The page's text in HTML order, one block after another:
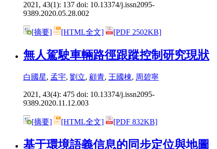
2021, 43(1): 137 doi: 10.13374/j.issn2095-
9389.2020.05.28.002
[摘要] [HTML全文] [PDF 2502KB]
無人駕駛車輛路徑跟蹤控制研究現狀
白國星, 孟宇, 劉立, 顧青, 王國棟, 周碧寧
2021, 43(4): 475 doi: 10.13374/j.issn2095-
9389.2020.11.12.003
[摘要] [HTML全文] [PDF 832KB]
基于環境語義信息的同步定位與地圖